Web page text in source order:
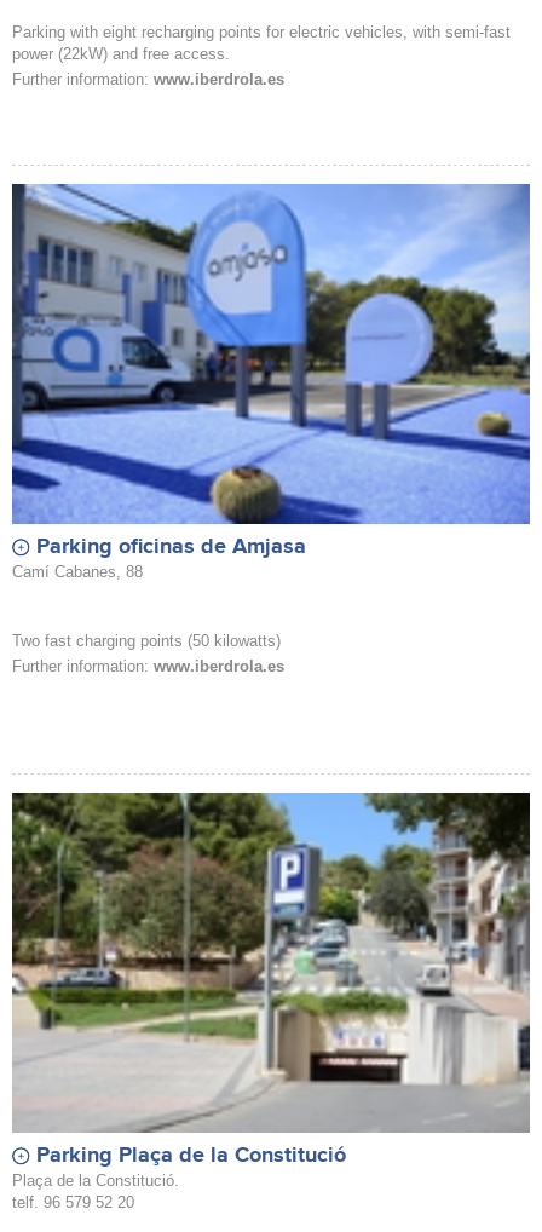
Parking with eight recharging points for electric vehicles, with semi-fast
power (22kW) and free access.
Further information: www.iberdrola.es
Parking oficinas de Amjasa
Camí Cabanes, 88
Two fast charging points (50 kilowatts)
Further information: www.iberdrola.es
Parking Plaça de la Constitució
Plaça de la Constitució.
telf. 96 579 52 20